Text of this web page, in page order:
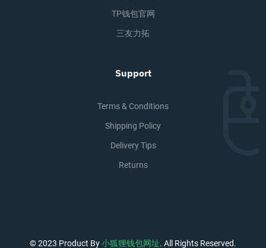
TP钱包官网
三友力拓
Support
Terms & Conditions
Shipping Policy
Delivery Tips
Returns
© 2023 Product By小狐狸钱包网址. All Rights Reserved.